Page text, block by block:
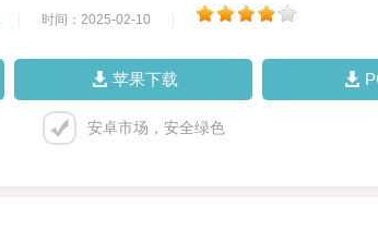
时间：2025-02-10
苹果下载
安卓市场，安全绿色